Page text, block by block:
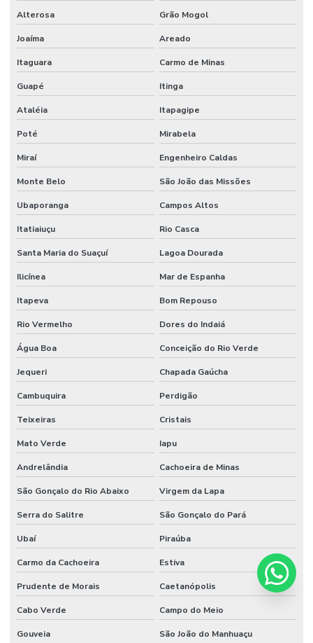
Alterosa Grão Mogol
Joaíma Areado
Itaguara Carmo de Minas
Guapé Itinga
Ataléia Itapagipe
Poté Mirabela
Miraí Engenheiro Caldas
Monte Belo São João das Missões
Ubaporanga Campos Altos
Itatiaiuçu Rio Casca
Santa Maria do Suaçuí Lagoa Dourada
Ilicínea Mar de Espanha
Itapeva Bom Repouso
Rio Vermelho Dores do Indaiá
Água Boa Conceição do Rio Verde
Jequeri Chapada Gaúcha
Cambuquira Perdigão
Teixeiras Cristais
Mato Verde Iapu
Andrelândia Cachoeira de Minas
São Gonçalo do Rio Abaixo Virgem da Lapa
Serra do Salitre São Gonçalo do Pará
Ubaí Piraúba
Carmo da Cachoeira Estiva
Prudente de Morais Caetanópolis
Cabo Verde Campo do Meio
Gouveia São João do Manhuaçu